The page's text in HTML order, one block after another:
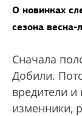
О новинках
сезона весна-
Сначала
Добили.
вредители
изменники,